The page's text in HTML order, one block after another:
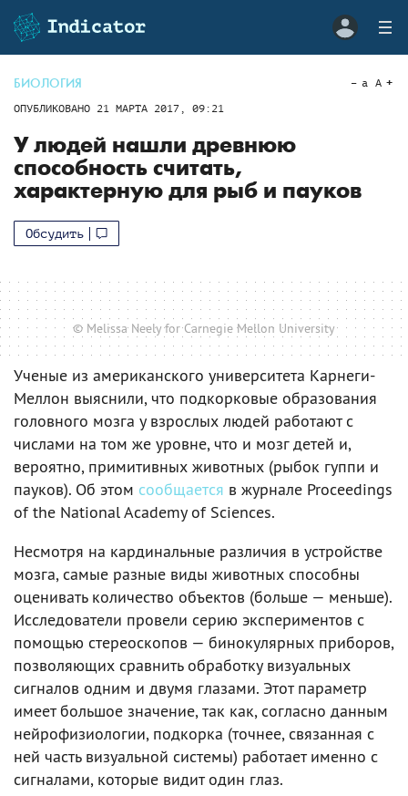
БИОЛОГИЯ
ОПУБЛИКОВАНО 21 МАРТА 2017, 09:21
a A
У людей нашли древнюю
способность считать,
характерную для рыб и пауков
Обсудить
© Melissa Neely for Carnegie Mellon University
Ученые из американского университета Карнеги-
Меллон выяснили, что подкорковые образования
головного мозга у взрослых людей работают с
числами на том же уровне, что и мозг детей и,
вероятно, примитивных животных (рыбок гуппи и
пауков). Об этом сообщается в журнале Proceedings
of the National Academy of Sciences.
Несмотря на кардинальные различия в устройстве
мозга, самые разные виды животных способны
оценивать количество объектов (больше — меньше).
Исследователи провели серию экспериментов с
помощью стереоскопов — бинокулярных приборов,
позволяющих сравнить обработку визуальных
сигналов одним и двумя глазами. Этот параметр
имеет большое значение, так как, согласно данным
нейрофизиологии, подкорка (точнее, связанная с
ней часть визуальной системы) работает именно с
сигналами, которые видит один глаз.